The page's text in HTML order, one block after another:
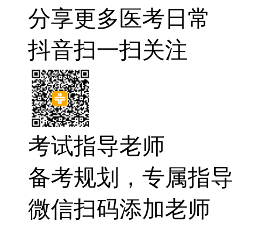
分享更多医考日常
抖音扫一扫关注
考试指导老师
备考规划，专属指导
微信扫码添加老师